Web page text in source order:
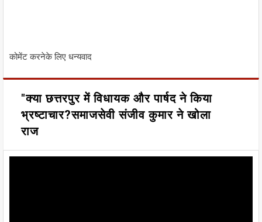
कोमेंट करनेके लिए धन्यवाद
"क्या छत्तरपुर में विधायक और पार्षद ने किया
भ्रष्टाचार?समाजसेवी संजीव कुमार ने खोला
राज